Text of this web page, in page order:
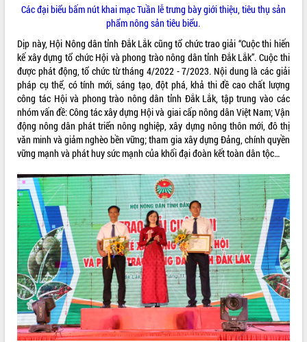
sầu riêng tại Đắk Lắk
Trình diễn nghệ thuật chế biến các
món ăn từ sầu riêng
Đắk Lắk công bố Quy hoạch và xúc
tiến đầu tư tỉnh
Ngành cá ngừ Đắk Lắk chủ động thích
ứng để giữ vững thị trường xuất khẩu
Diễn đàn Kinh tế tư nhân Việt Nam đột
phá cơ chế - Hợp tác công tư
Đề án 06 tạo bước ngoặt đột phá trong
cải cách hành chính tỉnh Đắk Lắk
Kết nối tour, đẩy mạnh chuyển đổi số
để phát triển du lịch Đắk Lắk
Khởi động Dự án Đầu tư xây dựng hạ
tầng kỹ thuật Cụm công nghiệp Tân
Tiến
Gặp mặt các cơ quan báo chí nhân Kỷ
niệm 101 năm Ngày Báo chí Cách
mạng Việt Nam
Đắk Lắk sơ kết 4 năm triển khai thực
hiện Đề án 06 của Chính phủ
Họp báo thông tin về Hội nghị Công bố
Các đại biểu bấm nút khai mạc Tuần lễ trưng bày giới thiệu, tiêu thụ sản
phẩm nông sản tiêu biểu.
Dịp này, Hội Nông dân tỉnh Đắk Lắk cũng tổ chức trao giải “Cuộc thi hiến
kế xây dựng tổ chức Hội và phong trào nông dân tỉnh Đắk Lắk”. Cuộc thi
được phát động, tổ chức từ tháng 4/2022 - 7/2023. Nội dung là các giải
pháp cụ thể, có tính mới, sáng tạo, đột phá, khả thi đề cao chất lượng
công tác Hội và phong trào nông dân tỉnh Đắk Lắk, tập trung vào các
nhóm vấn đề: Công tác xây dựng Hội và giai cấp nông dân Việt Nam; Vận
động nông dân phát triển nông nghiệp, xây dựng nông thôn mới, đô thị
văn minh và giảm nghèo bền vững; tham gia xây dựng Đảng, chính quyền
vững mạnh và phát huy sức mạnh của khối đại đoàn kết toàn dân tộc…